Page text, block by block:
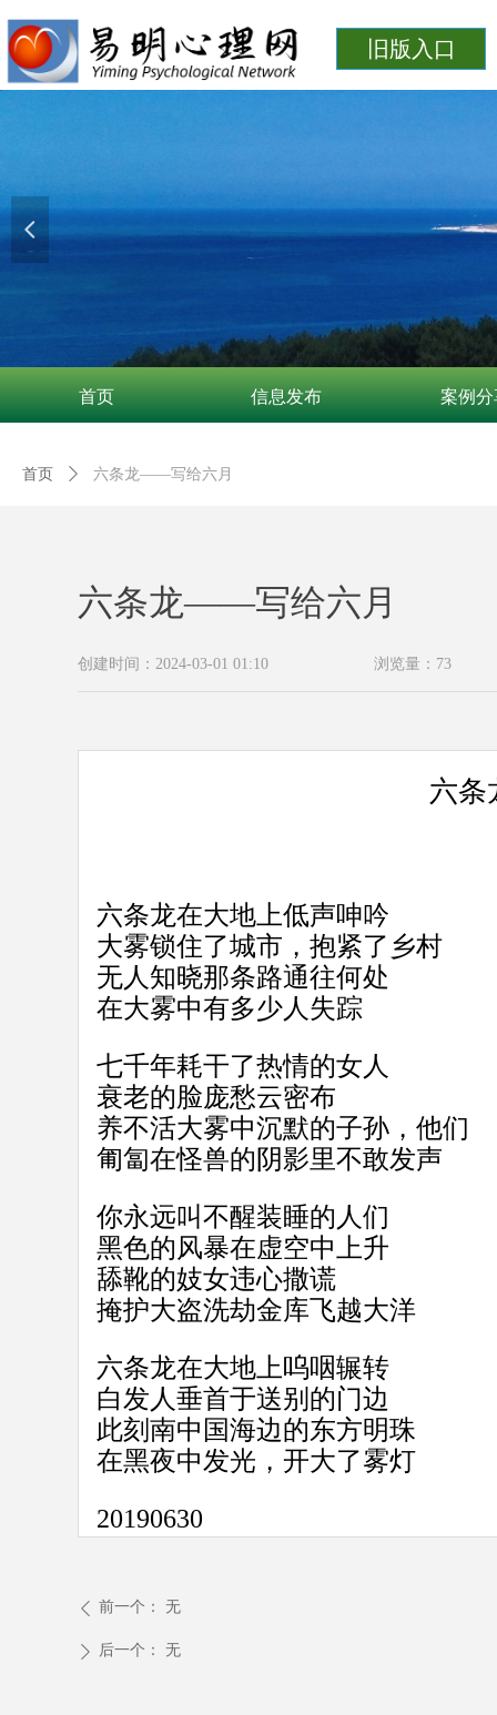
旧版入口
首页 信息发布 案例
넳
六条龙——写给六月
六
六条龙在大地上低声呻吟
大雾锁住了城市，抱紧了乡村
无人知晓那条路通往何处
在大雾中有多少人失踪
七千年耗干了热情的女人
衰老的脸庞愁云密布
养不活大雾中沉默的子孙，他们
匍匐在怪兽的阴影里不敢发声
你永远叫不醒装睡的人们
黑色的风暴在虚空中上升
舔靴的妓女违心撒谎
掩护大盗洗劫金库飞越大洋
六条龙在大地上呜咽辗转
白发人垂首于送别的门边
此刻南中国海边的东方明珠
在黑夜中发光，开大了雾灯
20190630
创建时间： 2024-03-01 01:10 浏览量： 73
ꄴ 前一个： 无
ꄲ 后一个： 无
首页 ꄲ 六条龙——写给六月